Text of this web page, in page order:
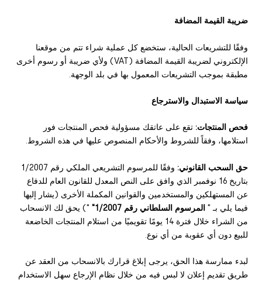
ضريبة القيمة المضافة
وفقًا للتشريعات الحالية، ستخضع كل عملية شراء تتم من موقعنا
الإلكتروني لضريبة القيمة المضافة (VAT) ولأي ضريبة أو رسوم أخرى
مطبقة بموجب التشريعات المعمول بها في بلد الوجهة.
سياسة الاستبدال والاسترجاع
فحص المنتجات: تقع على عاتقك مسؤولية فحص المنتجات فور
استلامها، وفقاً للشروط والأحكام المنصوص عليها في هذه الشروط.
حق السحب القانوني:
وفقًا للمرسوم التشريعي الملكي رقم 1/2007
بتاريخ 16 نوفمبر الذي وافق على النص المعدل للقانون العام للدفاع
عن المستهلكين والمستخدمين والقوانين المكملة الأخرى (يشار إليها
فيما يلي بـ " المرسوم السلطاني رقم 1/2007"
") يحق لك الانسحاب
من الشراء خلال فترة 14 يومًا تقويميًا من استلام
المنتجات الخاضعة
للبيع دون أي عقوبة من أي نوع.
لبدء ممارسة هذا الحق، يرجى إبلاغ قرارك بالانسحاب من العقد عن
طريق تقديم إعلان لا لبس فيه من خلال نظام الإرجاع سهل الاستخدام